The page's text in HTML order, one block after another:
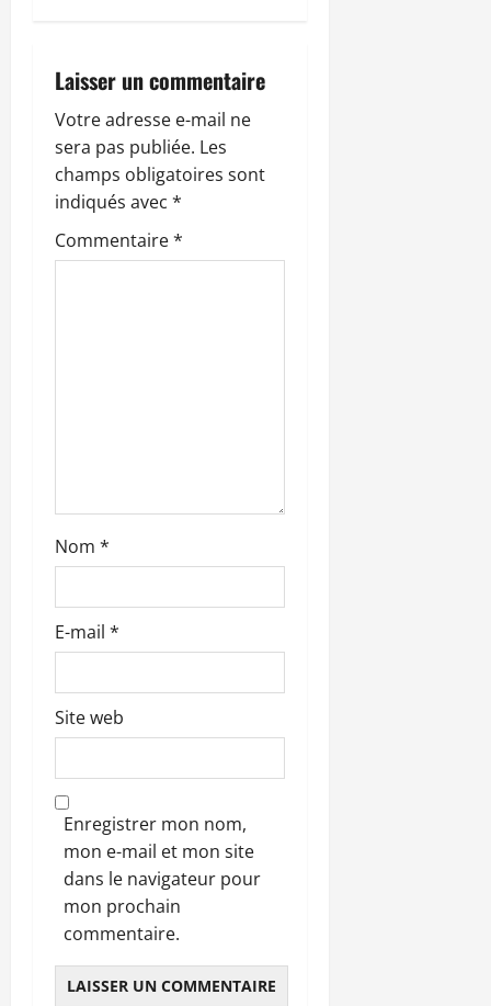
i
o
n
d
’
c
l
Laisser un commentaire
Votre adresse e-mail ne
sera pas publiée. Les
champs obligatoires sont
indiqués avec *
Commentaire*
Nom *
E-mail *
Site web
Enregistrer mon nom,
mon e-mail et mon site
dans le navigateur pour
mon prochain
commentaire.